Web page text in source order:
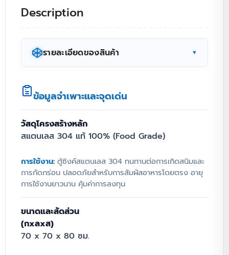
Description
รายละเอียดของสินค้า ▼
ตู้ซิงค์ล้างจาน 1 หลุม บานเปิดทึบ
สแตนเลส 304 ยกระดับ
เวิร์กโฟลว์ธุรกิจคุณ
ห้องครัวเชิงพาณิชย์ของคุณด้วย ตู้ซิงค์ล้างจาน
1 หลุม บานเปิดทึบ สแตนเลส 304 ขนาด
70x70x80 ซม. ที่ออกแบบมาเพื่อการทำงานที่
รวดเร็วและถูกสุขลักษณะ ผสานความสามารถ
ของตู้ซิงค์พร้อมเครื่องล้างแก้วในตัว ช่วยลด
เวลาการทำความสะอาดลงกว่าครึ่ง พร้อมแผงกัน
กระเด็น 3 ด้าน และพื้นที่จัดเก็บภายในตู้ทึบที่
ข้อมูลจำเพาะและจุดเด่น
วัสดุโครงสร้างหลัก
สแตนเลส 304 แท้ 100% (Food Grade)
การใช้งาน: ตู้ซิงค์สแตนเลส 304 ทนทานต่อการเกิดสนิมและ
การกัดกร่อน ปลอดภัยสำหรับการสัมผัสอาหารโดยตรง อายุ
การใช้งานยาวนาน คุ้มค่าการลงทุน
ขนาดและสัดส่วน
(กxลxส)
70 x 70 x 80 ซม.